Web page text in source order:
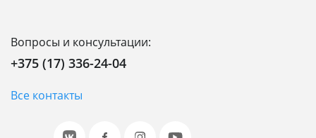
Вопросы и консультации:
+375 (17) 336-24-04
Все контакты